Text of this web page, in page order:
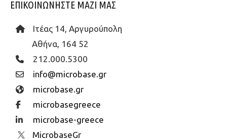
ΕΠΙΚΟΙΝΩΝΗΣΤΕ ΜΑΖΙ ΜΑΣ
Ιτέας 14, Αργυρούπολη
Αθήνα, 164 52
212.000.5300
info@microbase.gr
microbase.gr
microbasegreece
microbase-greece
MicrobaseGr